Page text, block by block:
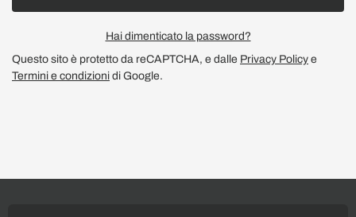
Hai dimenticato la password?
Questo sito è protetto da reCAPTCHA, e dalle Privacy Policy e
Termini e condizioni di Google.